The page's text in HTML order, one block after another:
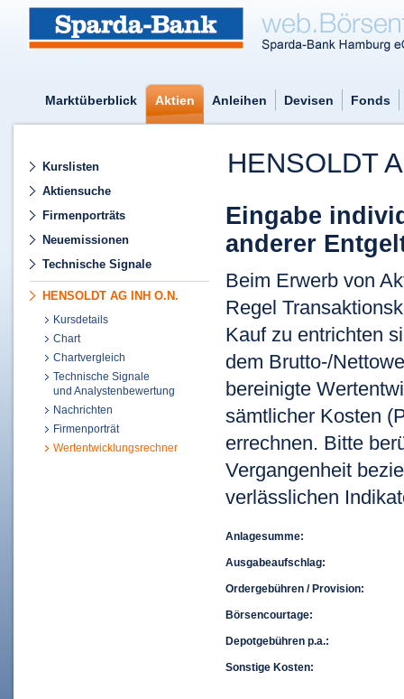
Marktüberblick Aktien Anleihen Devisen Fonds
Kurslisten
Aktiensuche
Firmenporträts
Neuemissionen
Technische Signale
HENSOLDT AG INH O.N.
Kursdetails
Chart
Chartvergleich
Technische Signale
und Analystenbewertung
Nachrichten
Firmenporträt
Wertentwicklungsrechner
HENSOLDT
Eingabe
anderer
Beim Erwerb von
Regel
Kauf zu entrichten
dem Brutto-/
bereinigte
sämtlicher Kosten
errechnen. Bitte
Vergangenheit
verlässlichen
Anlagesumme:
Ausgabeaufschlag:
Ordergebühren / Provision:
Börsencourtage:
Depotgebühren p.a.:
Sonstige Kosten: